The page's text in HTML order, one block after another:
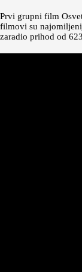
Prvi grupni film
filmovi su
zaradio prihod od